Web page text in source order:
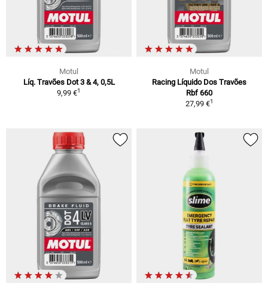
Motul
Líq. Travões Dot 3 & 4, 0,5L
9,99 €1
Motul
Racing Líquido Dos Travões
Rbf 660
27,99 €1